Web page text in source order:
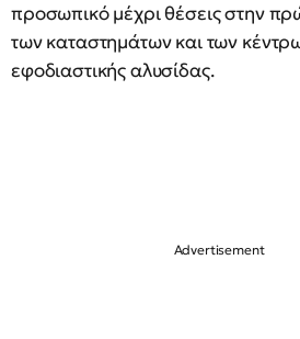
προσωπικό μέχρι θέσεις στην
των καταστημάτων και των
εφοδιαστικής αλυσίδας.